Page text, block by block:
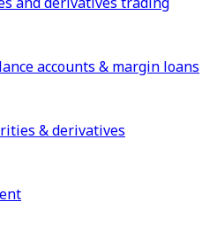
accounts & margin loans
& derivatives